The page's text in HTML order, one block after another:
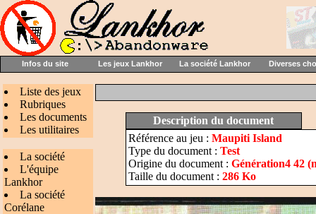
Infos du site Les jeux Lankhor La société Lankhor Diverses
Liste des jeux
Rubriques
Les documents
Les utilitaires
La société
L'équipe
Lankhor
La société
Corélane
Description du document
Référence au jeu : Maupiti Island
Type du document : Test
Origine du document : Génération4 42
Taille du document : 286 Ko